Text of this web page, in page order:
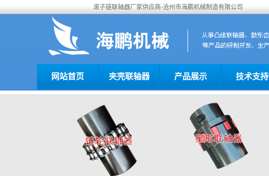
滚子链联轴器厂家供应商-沧州市海鹏机械制造有限公司
网站首页 夹壳联轴器 产品展示 技术支持